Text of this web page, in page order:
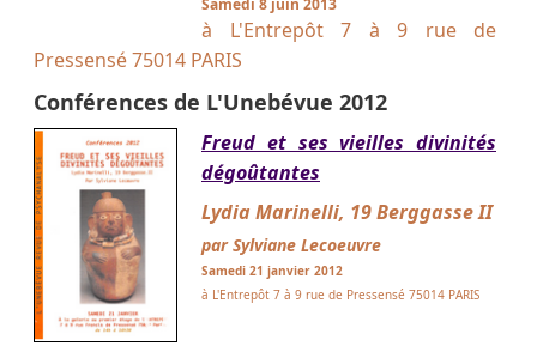
Samedi 8 juin 2013
à L'Entrepôt 7 à 9 rue de
Pressensé 75014 PARIS
Conférences de L'Unebévue 2012
Freud et ses vieilles divinités
dégoûtantes
Lydia Marinelli, 19 Berggasse II
par Sylviane Lecoeuvre
Samedi 21 janvier 2012
à L'Entrepôt 7 à 9 rue de Pressensé 75014 PARIS